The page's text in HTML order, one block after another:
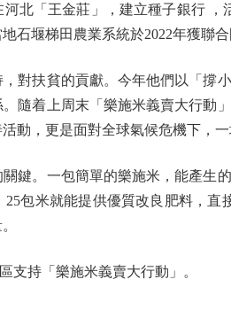
北「王金莊」，建立種子銀行 ，
石堰梯田農業系統於2022年獲聯
扶貧的貢獻。今年他們以「撐
隨着上周末「樂施米義賣大行動
動，更是面對全球氣候危機下，
。一包簡單的樂施米，能產生的
包米就能提供優質改良肥料，直
持「樂施米義賣大行動」。